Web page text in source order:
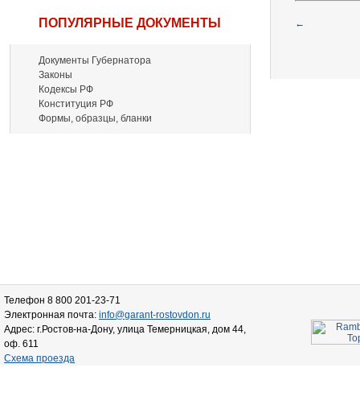
ПОПУЛЯРНЫЕ ДОКУМЕНТЫ
Документы Губернатора
Законы
Кодексы РФ
Конституция РФ
Формы, образцы, бланки
←
Телефон 8 800 201-23-71
Электронная почта: info@garant-rostovdon.ru
Адрес: г.Ростов-на-Дону, улица Темерницкая, дом 44,
оф. 611
Схема проезда